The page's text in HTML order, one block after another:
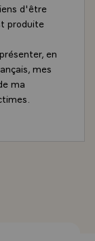
d'être
produite
en
mes
ma
de M.